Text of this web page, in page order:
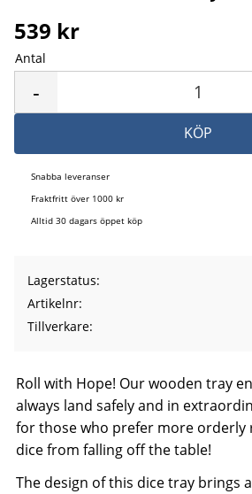
539 kr
Antal
-
KÖP
Snabba leveranser
Fraktfritt över 1000 kr
Alltid 30 dagars öppet köp
Lagerstatus
Artikelnr
Tillverkare
Roll with Hope! Our wooden tray
always land safely and in
for those who prefer more orderly
dice from falling off the table!
The design of this dice tray brings